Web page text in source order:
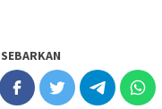
SEBARKAN